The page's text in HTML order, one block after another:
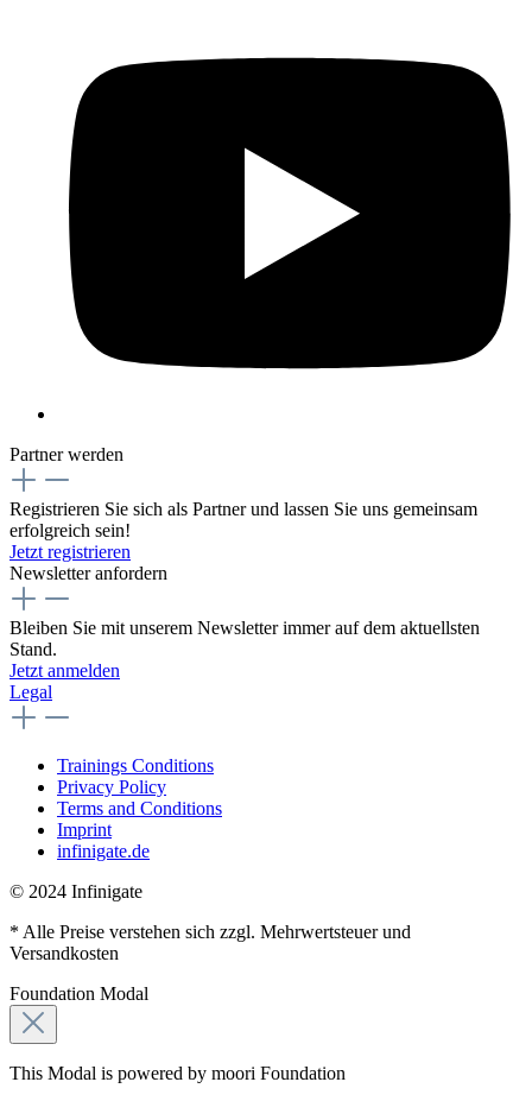
Partner werden
Registrieren Sie sich als Partner und lassen Sie uns gemeinsam
erfolgreich sein!
Jetzt registrieren
Newsletter anfordern
Bleiben Sie mit unserem Newsletter immer auf dem aktuellsten
Stand.
Jetzt anmelden
Legal
Trainings Conditions
Privacy Policy
Terms and Conditions
Imprint
infinigate.de
© 2024 Infinigate
* Alle Preise verstehen sich zzgl. Mehrwertsteuer und
Versandkosten
Foundation Modal
This Modal is powered by moori Foundation